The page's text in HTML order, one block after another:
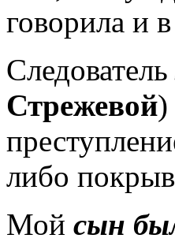
говорила и
Следователь
Стрежевой)
либо
Мой сын